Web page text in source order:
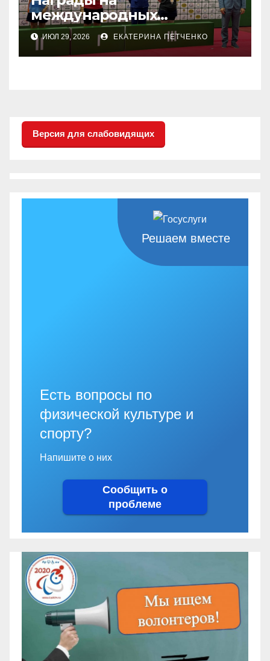
международных
соревнованиях
настольного тенниса ПОДА
ИЮЛ 29, 2026 ЕКАТЕРИНА ПЕТЧЕНКО
Версия для слабовидящих
Решаем вместе
Есть вопросы по
физической культуре и
спорту?
Напишите о них
Сообщить о
проблеме